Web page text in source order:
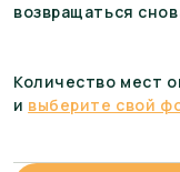
возвращаться
Количество мест
и выберите свой